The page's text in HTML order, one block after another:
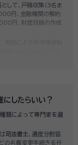
して、戸籍収集（3名ま
円、金融機関の解約
円、財産目録の作成
額の合計1,000万円）
う場合もあるなど、非
らかにし、無料で見積
で対応できないものの
相談ください。
にしたらいい？
類によって専門家を選
司法書士 、遺産分割協
の名義変更手続きを任